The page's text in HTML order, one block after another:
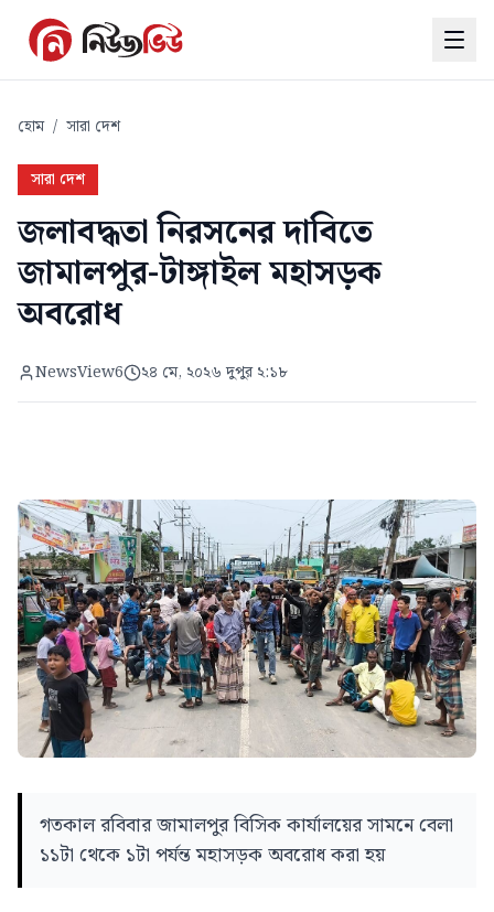
হোম / সারা দেশ
সারা দেশ
জলাবদ্ধতা নিরসনের দাবিতে
জামালপুর-টাঙ্গাইল মহাসড়ক
অবরোধ
NewsView6 ২৪ মে, ২০২৬ দুপুর ২:১৮
গতকাল রবিবার জামালপুর বিসিক কার্যালয়ের সামনে বেলা
১১টা থেকে ১টা পর্যন্ত মহাসড়ক অবরোধ করা হয়